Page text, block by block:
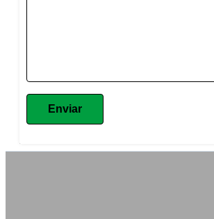
Enviar